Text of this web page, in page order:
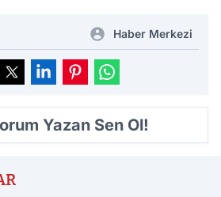
Haber Merkezi
Yazan Sen Ol!